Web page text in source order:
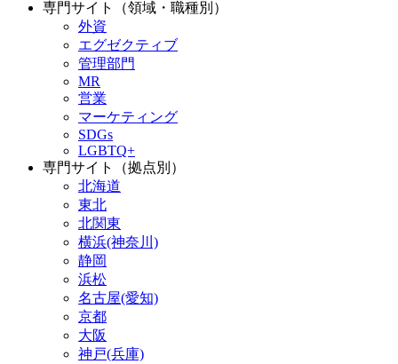
専門サイト（領域・職種別）
外資
エグゼクティブ
管理部門
MR
営業
マーケティング
SDGs
LGBTQ+
専門サイト（拠点別）
北海道
東北
北関東
横浜(神奈川)
静岡
浜松
名古屋(愛知)
京都
大阪
神戸(兵庫)